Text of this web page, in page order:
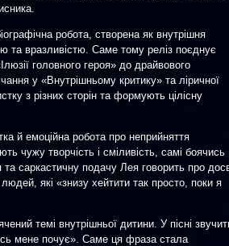
робота, створена як внутрішня
та вразливістю. Саме тому реліз поєднує
головного героя» до драйвового
у «Внутрішньому критику» та ліричної
з різних сторін та формують цілісну
й емоційна робота про неприйняття
чужу творчість і сміливість, самі боячись
саркастичну подачу Лея говорить про
які «знизу хейтити так просто, поки я
темі внутрішньої дитини. У пісні
мене почує». Саме ця фраза стала